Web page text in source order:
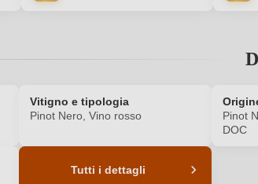
Vitigno e tipologia
Pinot Nero, Vino rosso
Pinot
DOC
Tutti i dettagli